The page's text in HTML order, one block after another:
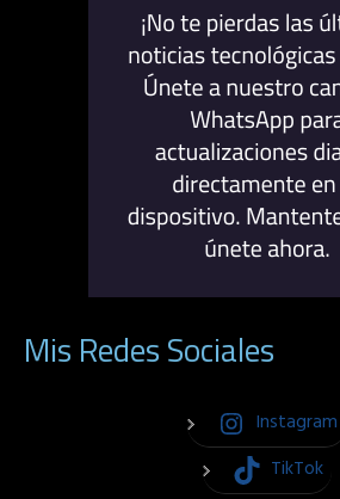
Mis Redes Sociales
Instagram
TikTok